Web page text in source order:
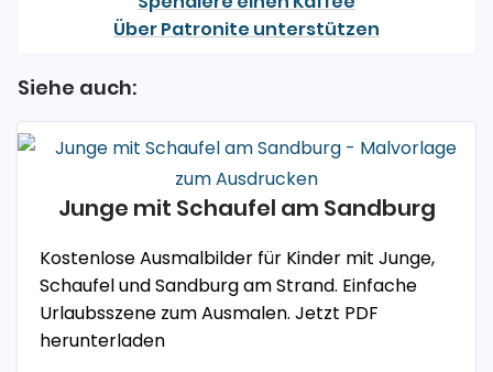
Über Patronite unterstützen
Siehe auch:
Junge mit Schaufel am Sandburg
Kostenlose Ausmalbilder für Kinder mit Junge,
Schaufel und Sandburg am Strand. Einfache
Urlaubsszene zum Ausmalen. Jetzt PDF
herunterladen